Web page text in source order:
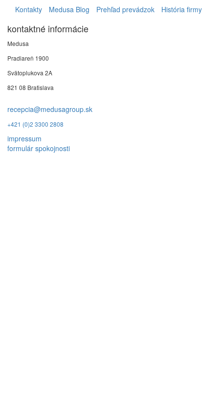
Kontakty
Medusa Blog Prehľad prevádzok História firmy
kontaktné informácie
Medusa
Pradiareň 1900
Svätoplukova 2A
821 08 Bratislava
recepcia@medusagroup.sk
+421 (0)2 3300 2808
impressum
formulár spokojnosti